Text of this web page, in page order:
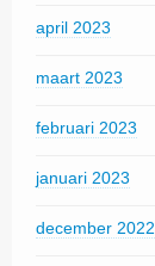
april 2023
maart 2023
februari 2023
januari 2023
december 2022